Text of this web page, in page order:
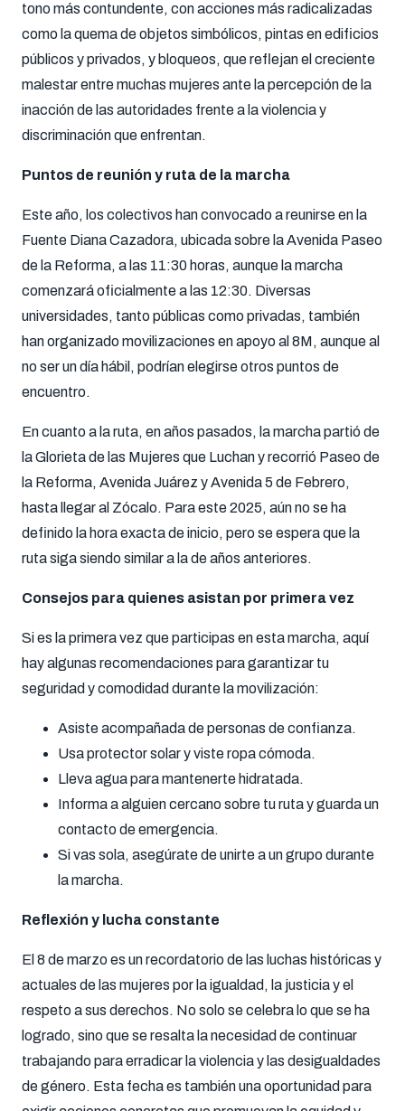
tono más contundente, con acciones más radicalizadas
como la quema de objetos simbólicos, pintas en edificios
públicos y privados, y bloqueos, que reflejan el creciente
malestar entre muchas mujeres ante la percepción de la
inacción de las autoridades frente a la violencia y
discriminación que enfrentan.
Puntos de reunión y ruta de la marcha
Este año, los colectivos han convocado a reunirse en la
Fuente Diana Cazadora, ubicada sobre la Avenida Paseo
de la Reforma, a las 11:30 horas, aunque la marcha
comenzará oficialmente a las 12:30. Diversas
universidades, tanto públicas como privadas, también
han organizado movilizaciones en apoyo al 8M, aunque al
no ser un día hábil, podrían elegirse otros puntos de
encuentro.
En cuanto a la ruta, en años pasados, la marcha partió de
la Glorieta de las Mujeres que Luchan y recorrió Paseo de
la Reforma, Avenida Juárez y Avenida 5 de Febrero,
hasta llegar al Zócalo. Para este 2025, aún no se ha
definido la hora exacta de inicio, pero se espera que la
ruta siga siendo similar a la de años anteriores.
Consejos para quienes asistan por primera vez
Si es la primera vez que participas en esta marcha, aquí
hay algunas recomendaciones para garantizar tu
seguridad y comodidad durante la movilización:
Asiste acompañada de personas de confianza.
Usa protector solar y viste ropa cómoda.
Lleva agua para mantenerte hidratada.
Informa a alguien cercano sobre tu ruta y guarda un
contacto de emergencia.
Si vas sola, asegúrate de unirte a un grupo durante
la marcha.
Reflexión y lucha constante
El 8 de marzo es un recordatorio de las luchas históricas y
actuales de las mujeres por la igualdad, la justicia y el
respeto a sus derechos. No solo se celebra lo que se ha
logrado, sino que se resalta la necesidad de continuar
trabajando para erradicar la violencia y las desigualdades
de género. Esta fecha es también una oportunidad para